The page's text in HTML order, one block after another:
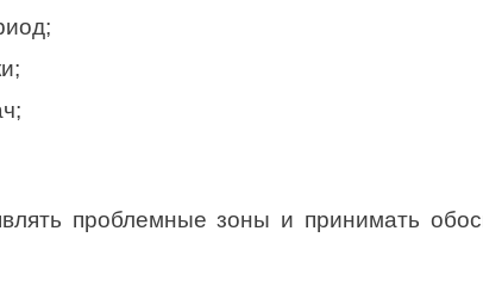
проблемные зоны и принимать